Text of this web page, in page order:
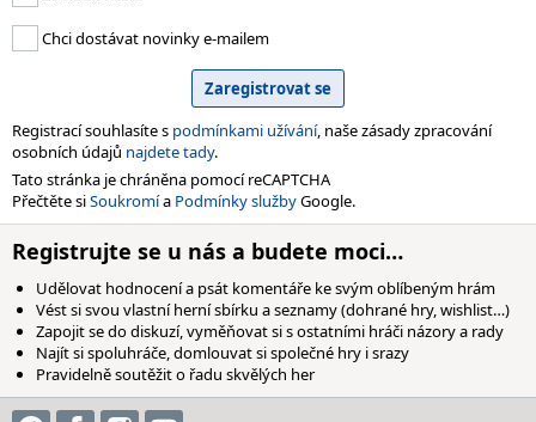
Chci dostávat novinky e-mailem
Registrací souhlasíte s podmínkami užívání, naše zásady zpracování
osobních údajů najdete tady.
Tato stránka je chráněna pomocí reCAPTCHA
Přečtěte siSoukromía Podmínky službyGoogle.
Registrujte se u nás a budete moci…
Udělovat hodnocení a psát komentáře ke svým oblíbeným hrám
Vést si svou vlastní herní sbírku a seznamy (dohrané hry, wishlist…)
Zapojit se do diskuzí, vyměňovat si s ostatními hráči názory a rady
Najít si spoluhráče, domlouvat si společné hry i srazy
Pravidelně soutěžit o řadu skvělých her